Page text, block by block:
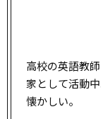
高校の英語教
家として活動
懐かしい。